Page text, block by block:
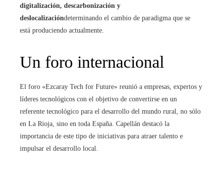
digitalización, descarbonización y
deslocalizacióndeterminando el cambio de paradigma que se
está produciendo actualmente.
Un foro internacional
El foro «Ezcaray Tech for Future» reunió a empresas, expertos y
líderes tecnológicos con el objetivo de convertirse en un
referente tecnológico para el desarrollo del mundo rural, no sólo
en La Rioja, sino en toda España. Capellán destacó la
importancia de este tipo de iniciativas para atraer talento e
impulsar el desarrollo local.